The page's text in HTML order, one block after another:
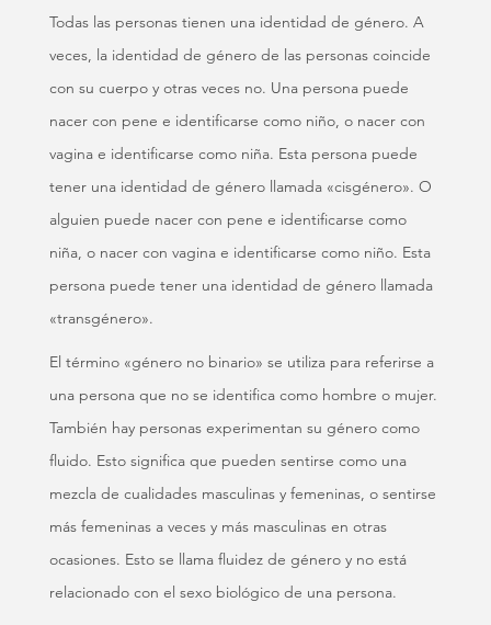
Todas las personas tienen una identidad de género. A
veces, la identidad de género de las personas coincide
con su cuerpo y otras veces no. Una persona puede
nacer con pene e identificarse como niño, o nacer con
vagina e identificarse como niña. Esta persona puede
tener una identidad de género llamada «cisgénero». O
alguien puede nacer con pene e identificarse como
niña, o nacer con vagina e identificarse como niño. Esta
persona puede tener una identidad de género llamada
«transgénero».
El término «género no binario» se utiliza para referirse a
una persona que no se identifica como hombre o mujer.
También hay personas experimentan su género como
fluido. Esto significa que pueden sentirse como una
mezcla de cualidades masculinas y femeninas, o sentirse
más femeninas a veces y más masculinas en otras
ocasiones. Esto se llama fluidez de género y no está
relacionado con el sexo biológico de una persona.